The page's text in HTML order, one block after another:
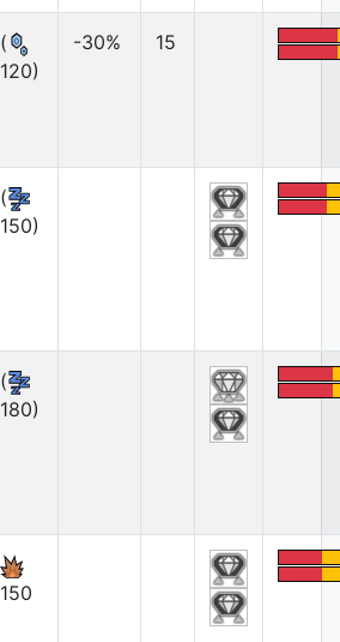
(
120)
-30% 15
(
150)
(
180)
150